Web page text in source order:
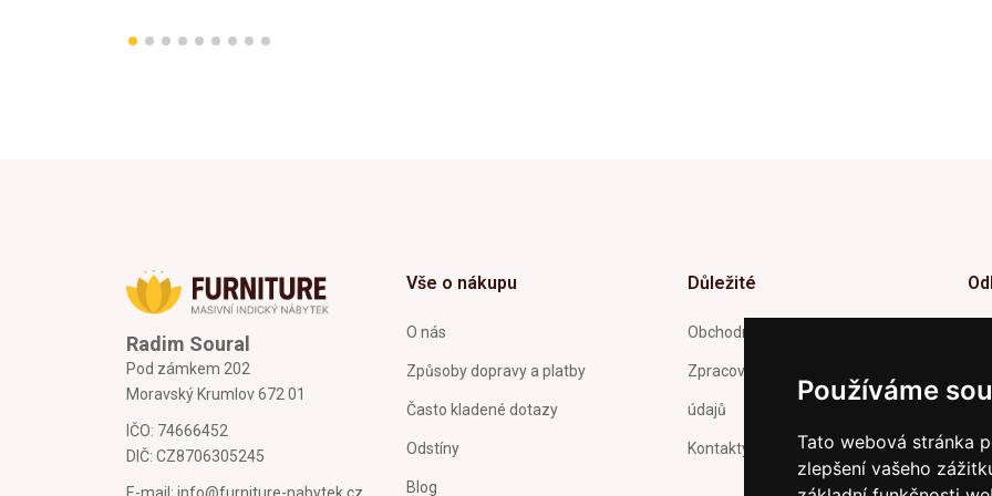
Používáme
Tato webová stránka
zlepšení vašeho
Radim Soural
Pod zámkem 202
Moravský Krumlov 672 01
IČO: 74666452
DIČ: CZ8706305245
E-mail: info@furniture-nabytek.cz
Vše o nákupu
O nás
Způsoby dopravy a platby
Často kladené dotazy
Odstíny
Blog
Důležité
Obchodní podmínky
Zpracování a ochrana osobních
údajů
Kontakty